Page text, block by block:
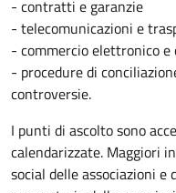
- contratti e garanzie
- telecomunicazioni e
- commercio elettronico
- procedure di
controversie.
I punti di ascolto sono
calendarizzate. Maggiori
social delle associazioni